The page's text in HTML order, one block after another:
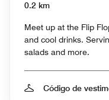
0.2 km
Meet up at the Flip
and cool drinks.
salads and more.
Código de